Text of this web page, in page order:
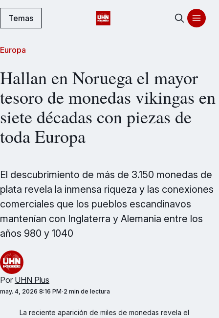
Temas
Europa
Hallan en Noruega el mayor
tesoro de monedas vikingas en
siete décadas con piezas de
toda Europa
El descubrimiento de más de 3.150 monedas de
plata revela la inmensa riqueza y las conexiones
comerciales que los pueblos escandinavos
mantenían con Inglaterra y Alemania entre los
años 980 y 1040
Por UHN Plus
may. 4, 2026 8:16 PM 2 min de lectura
La reciente aparición de miles de monedas revela el